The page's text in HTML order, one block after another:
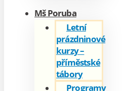
Mš Poruba
Letní
prázdninové
kurzy –
příměstské
tábory
Programy